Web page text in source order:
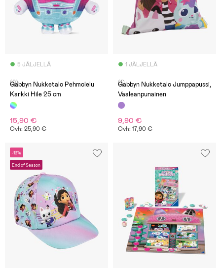
5 JÄLJELLÄ
(0)
Gabbyn Nukketalo Pehmolelu
Karkki Hile 25 cm
15,90 €
Ovh: 25,90 €
1 JÄLJELLÄ
(1)
Gabbyn Nukketalo Jumppapussi,
Vaaleanpunainen
9,90 €
Ovh: 17,90 €
-13%
End of Season